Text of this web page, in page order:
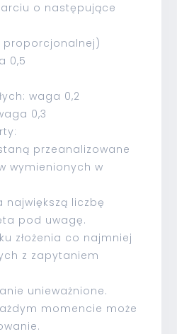
o następujące
proporcjonalnej)
0,5
waga 0,2
0,3
przeanalizowane
wymienionych w
największą liczbę
pod uwagę.
złożenia co najmniej
z zapytaniem
unieważnione.
momencie może